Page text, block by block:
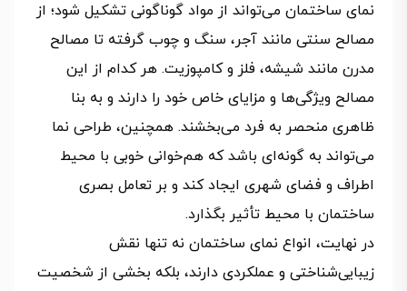
نمای ساختمان می‌تواند از مواد گوناگونی تشکیل شود؛ از
مصالح سنتی مانند آجر، سنگ و چوب گرفته تا مصالح
مدرن مانند شیشه، فلز و کامپوزیت. هر کدام از این
مصالح ویژگی‌ها و مزایای خاص خود را دارند و به بنا
ظاهری منحصر به فرد می‌بخشند. همچنین، طراحی نما
می‌تواند به گونه‌ای باشد که هم‌خوانی خوبی با محیط
اطراف و فضای شهری ایجاد کند و بر تعامل بصری
ساختمان با محیط تأثیر بگذارد.
در نهایت، انواع نمای ساختمان نه تنها نقش
زیبایی‌شناختی و عملکردی دارند، بلکه بخشی از شخصیت